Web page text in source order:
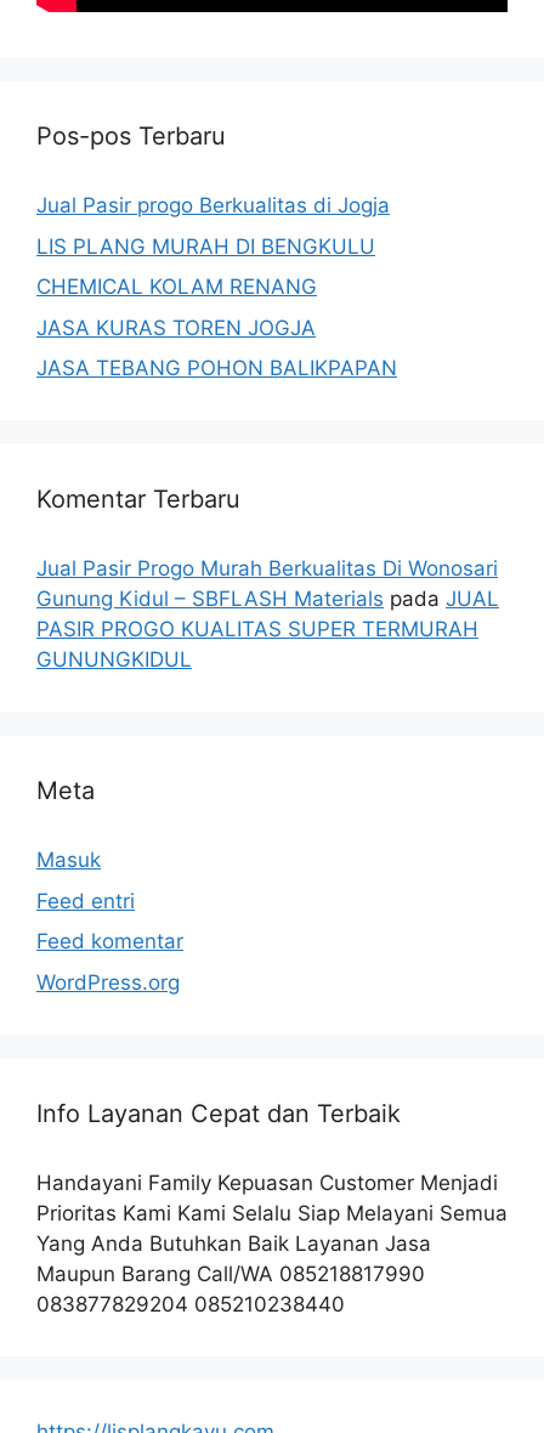
Pos-pos Terbaru
Jual Pasir progo Berkualitas di Jogja
LIS PLANG MURAH DI BENGKULU
CHEMICAL KOLAM RENANG
JASA KURAS TOREN JOGJA
JASA TEBANG POHON BALIKPAPAN
Komentar Terbaru
Jual Pasir Progo Murah Berkualitas Di Wonosari
Gunung Kidul – SBFLASH Materials pada JUAL
PASIR PROGO KUALITAS SUPER TERMURAH
GUNUNGKIDUL
Meta
Masuk
Feed entri
Feed komentar
WordPress.org
Info Layanan Cepat dan Terbaik
Handayani Family Kepuasan Customer Menjadi
Prioritas Kami Kami Selalu Siap Melayani Semua
Yang Anda Butuhkan Baik Layanan Jasa
Maupun Barang Call/WA 085218817990
083877829204 085210238440